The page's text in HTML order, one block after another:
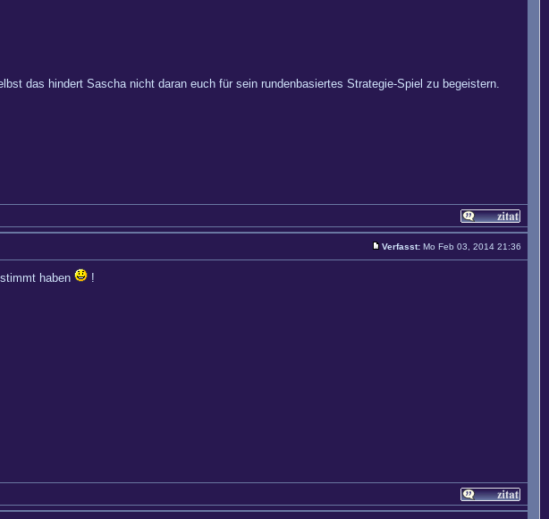
das hindert Sascha nicht daran euch für sein rundenbasiertes Strategie-Spiel zu begeistern.
Verfasst: Mo Feb 03, 2014 21:36
haben !